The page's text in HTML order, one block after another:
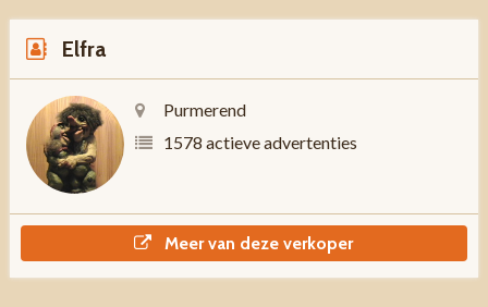
Elfra
Purmerend
1578 actieve advertenties
Meer van deze verkoper